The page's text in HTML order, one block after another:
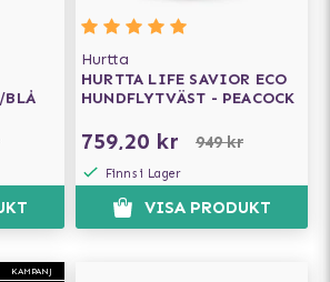
BLÅ
Hurtta
HURTTA LIFE SAVIOR ECO
HUNDFLYTVÄST - PEACOCK
759,20 kr 949 kr
Finns i Lager
VISA PRODUKT
KAMPANJ